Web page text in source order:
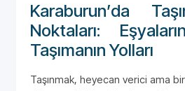
Karaburun’da
Noktaları:
Taşımanın Yolları
Taşınmak, heyecan verici ama